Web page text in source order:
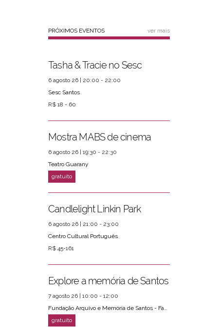
PRÓXIMOS EVENTOS ver mais
Tasha & Tracie no Sesc
6 agosto 26 | 20:00 - 22:00
Sesc Santos
R$ 18 - 60
Mostra MABS de cinema
6 agosto 26 | 19:30 - 22:30
Teatro Guarany
Candlelight Linkin Park
6 agosto 26 | 21:00 - 23:00
Centro Cultural Português
R$ 45-161
Explore a memória de Santos
7 agosto 26 | 10:00 - 12:00
Fundação Arquivo e Memória de Santos - Fams